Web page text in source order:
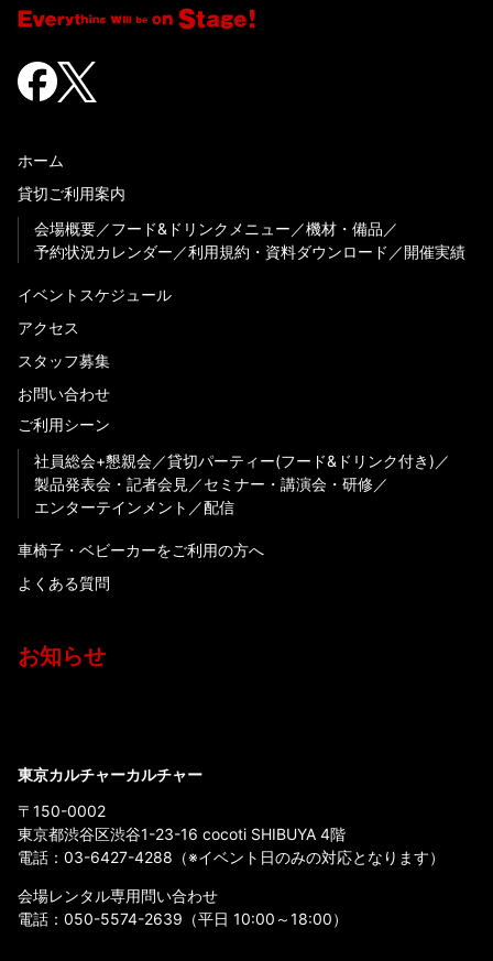
ホーム
貸切ご利用案内
会場概要
フード&ドリンクメニュー
機材・備品
予約状況カレンダー
利用規約・資料ダウンロード 開催実績
イベントスケジュール
アクセス
スタッフ募集
お問い合わせ
ご利用シーン
社員総会+懇親会
貸切パーティー(フード&ドリンク付き)
製品発表会・記者会見
セミナー・講演会・研修
エンターテインメント
配信
車椅子・ベビーカーをご利用の方へ
よくある質問
お知らせ
東京カルチャーカルチャー
〒150-0002
東京都渋谷区渋谷1-23-16 cocoti SHIBUYA 4階
電話： 03-6427-4288 （※イベント日のみの対応となります）
会場レンタル専用問い合わせ
電話： 050-5574-2639 （平日 10:00～18:00）